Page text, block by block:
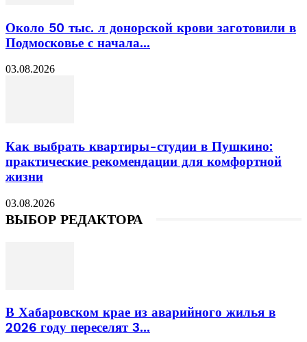
Около 50 тыс. л донорской крови заготовили в
Подмосковье с начала...
03.08.2026
Как выбрать квартиры-студии в Пушкино:
практические рекомендации для комфортной
жизни
03.08.2026
ВЫБОР РЕДАКТОРА
В Хабаровском крае из аварийного жилья в
2026 году переселят 3...